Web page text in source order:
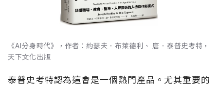
《AI分身時代》，作者：約瑟夫．布萊德利、 唐．泰普史考特，
天下文化出版
泰普史考特認為這會是一個熱門產品。尤其重要的